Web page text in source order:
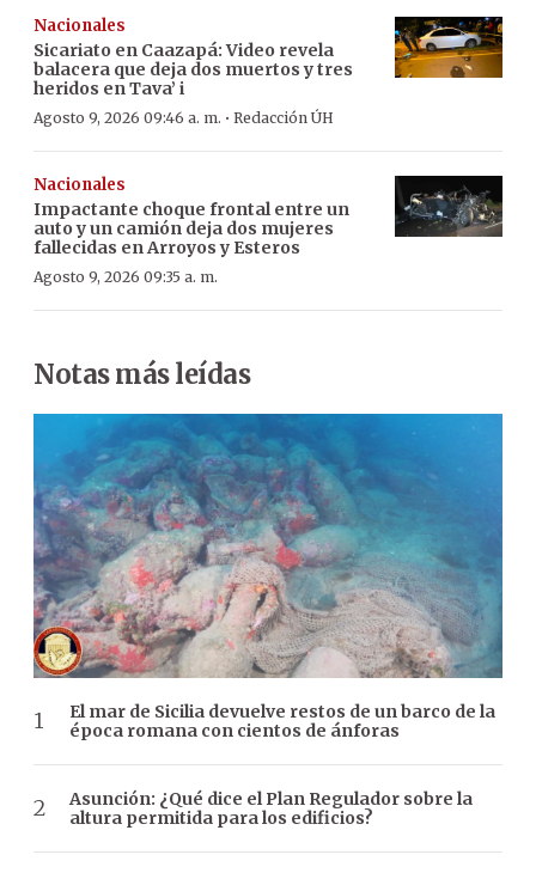
Nacionales
Sicariato en Caazapá: Video revela
balacera que deja dos muertos y tres
heridos en Tava’ i
Agosto 9, 2026 09:46 a. m. · Redacción ÚH
Nacionales
Impactante choque frontal entre un
auto y un camión deja dos mujeres
fallecidas en Arroyos y Esteros
Agosto 9, 2026 09:35 a. m.
Notas más leídas
El mar de Sicilia devuelve restos de un barco de la
época romana con cientos de ánforas
Asunción: ¿Qué dice el Plan Regulador sobre la
altura permitida para los edificios?